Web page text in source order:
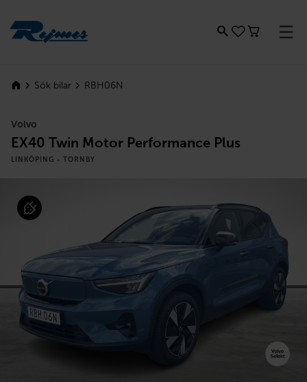
Sök bilar RBH06N
Volvo
EX40 Twin Motor Performance Plus
LINKÖPING - TORNBY